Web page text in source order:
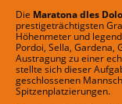
Die Maratona dles
prestigeträchtigsten
Höhenmeter und
Pordoi, Sella, Gardena,
Austragung zu einer
stellte sich dieser
geschlossenen
Spitzenplatzierungen.